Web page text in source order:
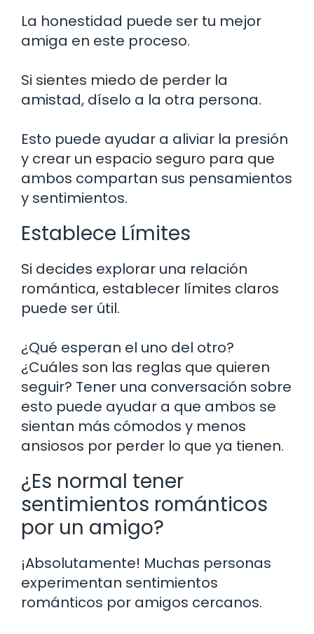
La honestidad puede ser tu mejor
amiga en este proceso.
Si sientes miedo de perder la
amistad, díselo a la otra persona.
Esto puede ayudar a aliviar la presión
y crear un espacio seguro para que
ambos compartan sus pensamientos
y sentimientos.
Establece Límites
Si decides explorar una relación
romántica, establecer límites claros
puede ser útil.
¿Qué esperan el uno del otro?
¿Cuáles son las reglas que quieren
seguir? Tener una conversación sobre
esto puede ayudar a que ambos se
sientan más cómodos y menos
ansiosos por perder lo que ya tienen.
¿Es normal tener
sentimientos románticos
por un amigo?
¡Absolutamente! Muchas personas
experimentan sentimientos
románticos por amigos cercanos.